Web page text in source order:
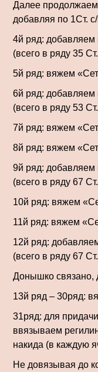
Далее продолжаем
добавляя по 1Ст.
4й ряд: добавляем
(всего в ряду 35
5й ряд: вяжем
6й ряд: добавляем
(всего в ряду 53
7й ряд: вяжем
8й ряд: вяжем
9й ряд: добавляем
(всего в ряду 67
10й ряд: вяжем
11й ряд: вяжем
12й ряд:
(всего в ряду 67
Донышко связано,
13й ряд – 30ряд:
31ряд: для
ввязываем
накида (в каждую
Не довязывая до